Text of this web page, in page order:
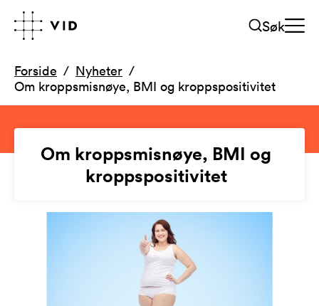
Søk
Forside
Nyheter
Om kroppsmisnøye, BMI og kroppspositivitet
Om kroppsmisnøye, BMI og
kroppspositivitet